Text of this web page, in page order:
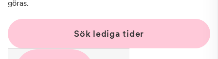
göras.
Sök lediga tider